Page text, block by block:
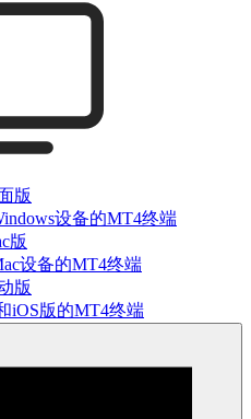
版
设备的MT4终端
版
设备的MT4终端
版
iOS版的MT4终端